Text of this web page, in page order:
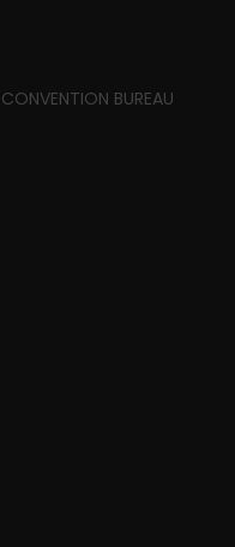
CONVENTION BUREAU